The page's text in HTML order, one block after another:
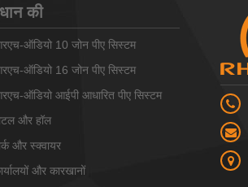
की
ऑडियो 10 जोन पीए सिस्टम
ऑडियो 16 जोन पीए सिस्टम
ऑडियो आईपी आधारित पीए सिस्टम
और हॉल
और स्क्वायर
और कारखानों